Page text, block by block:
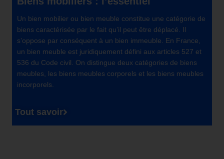
Un bien mobilier ou bien meuble constitue une catégorie de
biens caractérisée par le fait qu’il peut être déplacé. Il
s’oppose par conséquent à un bien immeuble. En France,
un bien meuble est juridiquement défini aux articles 527 et
536 du Code civil. On distingue deux catégories de biens
meubles, les biens meubles corporels et les biens meubles
incorporels.
Tout savoir